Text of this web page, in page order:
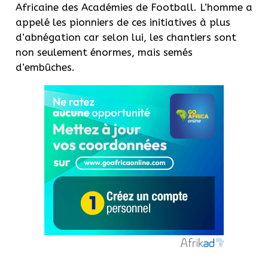
Africaine des Académies de Football. L’homme a
appelé les pionniers de ces initiatives à plus
d’abnégation car selon lui, les chantiers sont
non seulement énormes, mais semés
d’embûches.